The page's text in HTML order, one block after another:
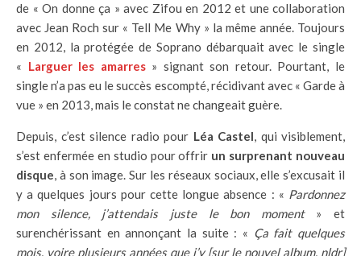
de « On donne ça » avec Zifou en 2012 et une collaboration
avec Jean Roch sur « Tell Me Why » la même année. Toujours
en 2012, la protégée de Soprano débarquait avec le single
« Larguer les amarres » signant son retour. Pourtant, le
single n’a pas eu le succès escompté, récidivant avec « Garde à
vue » en 2013, mais le constat ne changeait guère.
Depuis, c’est silence radio pour Léa Castel, qui visiblement,
s’est enfermée en studio pour offrir un surprenant nouveau
disque, à son image. Sur les réseaux sociaux, elle s’excusait il
y a quelques jours pour cette longue absence : « Pardonnez
mon silence, j’attendais juste le bon moment» et
surenchérissant en annonçant la suite : « Ça fait quelques
mois, voire plusieurs années que j’y [sur le nouvel album, nldr]